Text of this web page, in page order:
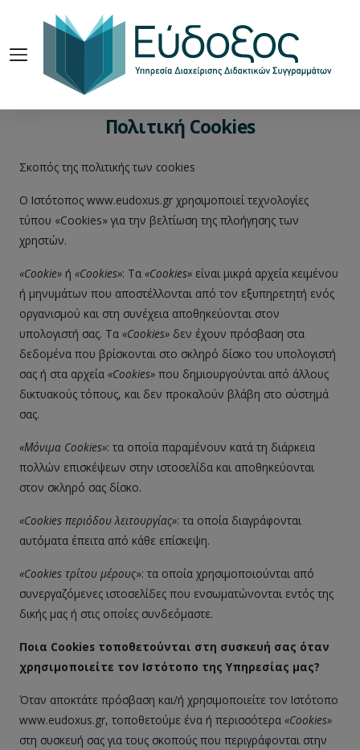
Πολιτική Cookies
Σκοπός της πολιτικής των cookies
Ο Ιστότοπος www.eudoxus.gr χρησιμοποιεί τεχνολογίες
τύπου «Cookies» για την βελτίωση της πλοήγησης των
χρηστών.
«Cookie» ή «Cookies»: Τα «Cookies» είναι μικρά αρχεία κειμένου
ή μηνυμάτων που αποστέλλονται από τον εξυπηρετητή ενός
οργανισμού και στη συνέχεια αποθηκεύονται στον
υπολογιστή σας. Τα «Cookies» δεν έχουν πρόσβαση στα
δεδομένα που βρίσκονται στο σκληρό δίσκο του υπολογιστή
σας ή στα αρχεία «Cookies» που δημιουργούνται από άλλους
δικτυακούς τόπους, και δεν προκαλούν βλάβη στο σύστημά
σας.
«Μόνιμα Cookies»: τα οποία παραμένουν κατά τη διάρκεια
πολλών επισκέψεων στην ιστοσελίδα και αποθηκεύονται
στον σκληρό σας δίσκο.
«Cookies περιόδου λειτουργίας»: τα οποία διαγράφονται
αυτόματα έπειτα από κάθε επίσκεψη.
«Cookies τρίτου μέρους»: τα οποία χρησιμοποιούνται από
συνεργαζόμενες ιστοσελίδες που ενσωματώνονται εντός της
δικής μας ή στις οποίες συνδεόμαστε.
Ποια Cookies τοποθετούνται στη συσκευή σας όταν
χρησιμοποιείτε τον Ιστότοπο της Υπηρεσίας μας?
Όταν αποκτάτε πρόσβαση και/ή χρησιμοποιείτε τον Ιστότοπο
www.eudoxus.gr, τοποθετούμε ένα ή περισσότερα «Cookies»
στη συσκευή σας για τους σκοπούς που περιγράφονται στην